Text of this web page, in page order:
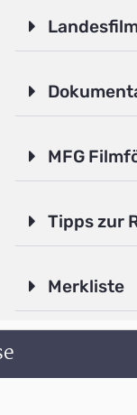
MFG
Tipps zur
Merkliste